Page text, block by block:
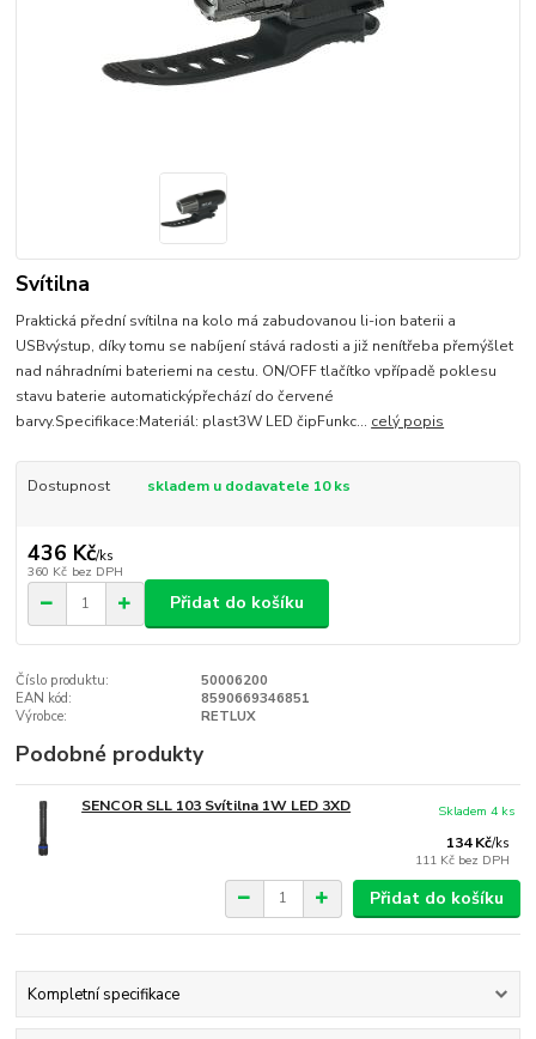
Svítilna
Praktická přední svítilna na kolo má zabudovanou li-ion baterii a
USBvýstup, díky tomu se nabíjení stává radosti a již nenítřeba přemýšlet
nad náhradními bateriemi na cestu. ON/OFF tlačítko vpřípadě poklesu
stavu baterie automatickýpřechází do červené
barvy.Specifikace:Materiál: plast3W LED čipFunkc... celý popis
Dostupnost skladem u dodavatele 10 ks
436 Kč/ks
360 Kč bez DPH
Přidat do košíku
Číslo produktu:
50006200
EAN kód:
8590669346851
Výrobce:
RETLUX
Podobné produkty
SENCOR SLL 103 Svítilna 1W LED 3XD
134 Kč/ks
111 Kč bez DPH
Skladem 4 ks
Přidat do košíku
Kompletní specifikace